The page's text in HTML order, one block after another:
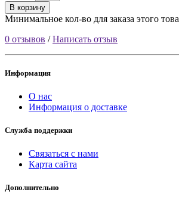
В корзину
Минимальное кол-во для заказа этого
0 отзывов /Написать отзыв
Информация
О нас
Информация о доставке
Служба поддержки
Связаться с нами
Карта сайта
Дополнительно